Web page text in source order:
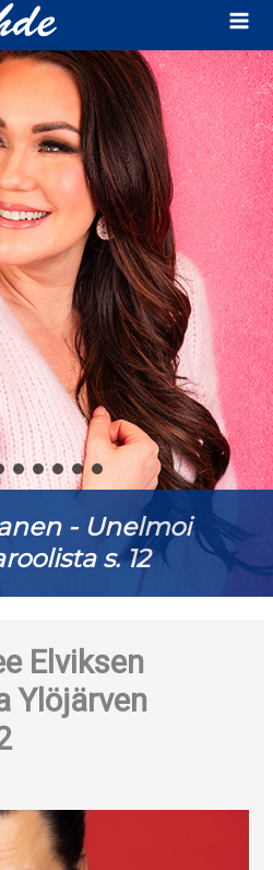
- Unelmoi
s. 12
Elviksen
Ylöjärven